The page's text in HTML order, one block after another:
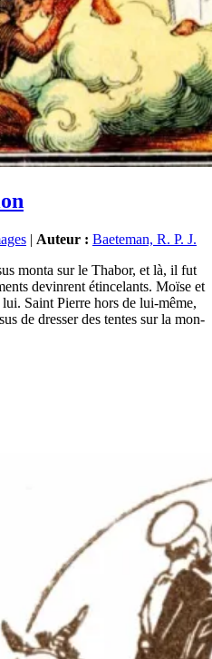
| Auteur : Baeteman, R. P. J.
mon­ta sur le Tha­bor, et là, il fut
devinrent étin­ce­lants. Moïse et
Saint Pierre hors de lui-même,
de dres­ser des tentes sur la mon­